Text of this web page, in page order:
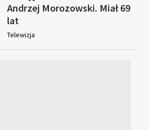
Andrzej Morozowski. Miał 69
lat
Telewizja